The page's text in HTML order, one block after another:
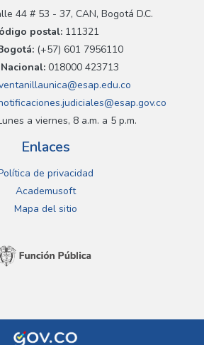
44 # 53 - 37, CAN, Bogotá D.C.
postal: 111321
(+57) 601 7956110
018000 423713
a viernes, 8 a.m. a 5 p.m.
Enlaces
de privacidad
Academusoft
Mapa del sitio